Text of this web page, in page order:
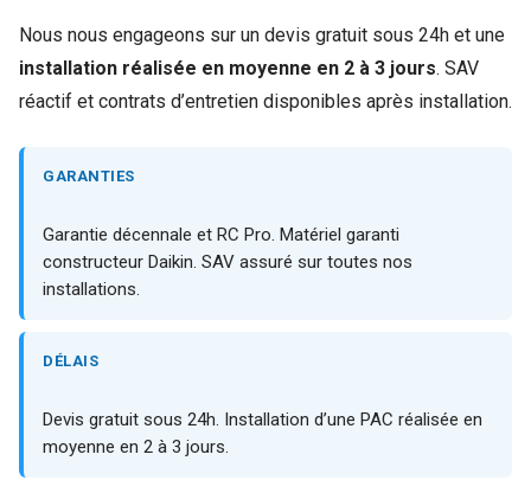
Nous nous engageons sur un devis gratuit sous 24h et une
installation réalisée en moyenne en 2 à 3 jours. SAV
réactif et contrats d’entretien disponibles après installation.
GARANTIES
Garantie décennale et RC Pro. Matériel garanti
constructeur Daikin. SAV assuré sur toutes nos
installations.
DÉLAIS
Devis gratuit sous 24h. Installation d’une PAC réalisée en
moyenne en 2 à 3 jours.